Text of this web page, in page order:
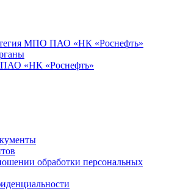
МПО ПАО «НК «Роснефть»
«НК «Роснефть»
обработки персональных